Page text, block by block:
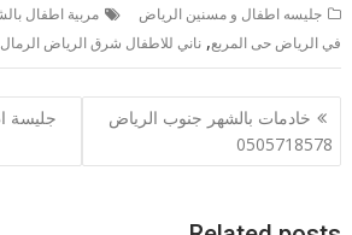
جليسه اطفال و مسنين الرياض مربية اطفال
في الرياض حى المربع,ناني للاطفال شرق الرياض الرمال
تصفّح
المقالات
خادمات بالشهر جنوب الرياض
0505718578
جليسة